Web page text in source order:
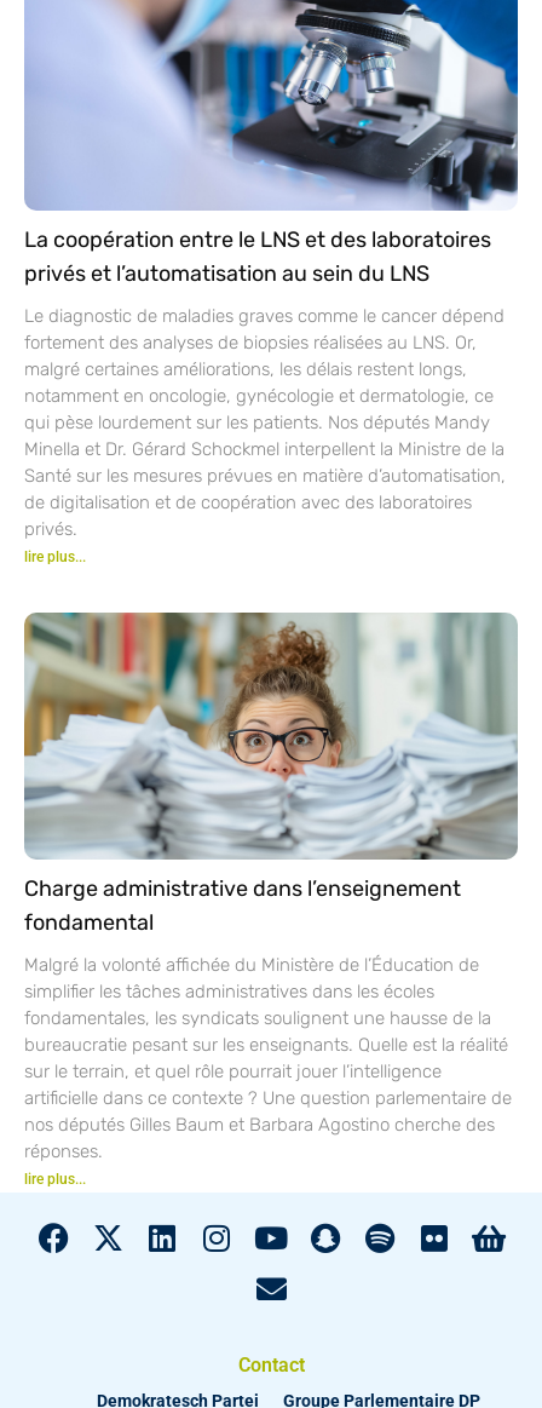
La coopération entre le LNS et des laboratoires
privés et l’automatisation au sein du LNS
Le diagnostic de maladies graves comme le cancer dépend
fortement des analyses de biopsies réalisées au LNS. Or,
malgré certaines améliorations, les délais restent longs,
notamment en oncologie, gynécologie et dermatologie, ce
qui pèse lourdement sur les patients. Nos députés Mandy
Minella et Dr. Gérard Schockmel interpellent la Ministre de la
Santé sur les mesures prévues en matière d’automatisation,
de digitalisation et de coopération avec des laboratoires
privés.
lire plus...
Charge administrative dans l’enseignement
fondamental
Malgré la volonté affichée du Ministère de l’Éducation de
simplifier les tâches administratives dans les écoles
fondamentales, les syndicats soulignent une hausse de la
bureaucratie pesant sur les enseignants. Quelle est la réalité
sur le terrain, et quel rôle pourrait jouer l’intelligence
artificielle dans ce contexte ? Une question parlementaire de
nos députés Gilles Baum et Barbara Agostino cherche des
réponses.
lire plus...
Contact
Demokratesch Partei Groupe Parlementaire DP